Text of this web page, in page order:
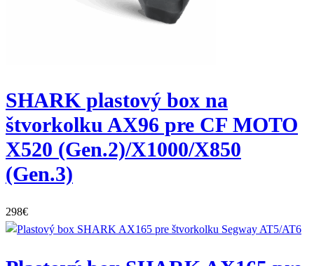
SHARK plastový box na
štvorkolku AX96 pre CF MOTO
X520 (Gen.2)/X1000/X850
(Gen.3)
298€